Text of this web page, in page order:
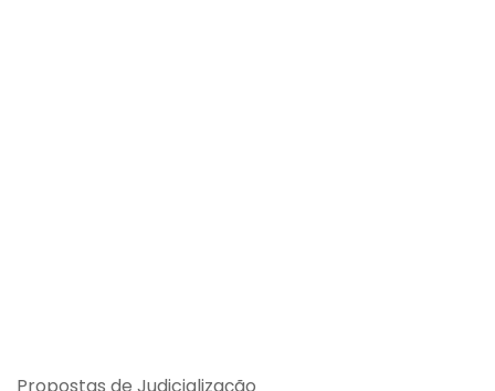
Propostas de Judicialização